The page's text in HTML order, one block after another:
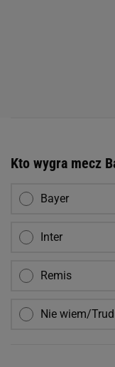
Kto wygra mecz
Bayer
Inter
Remis
Nie wiem/